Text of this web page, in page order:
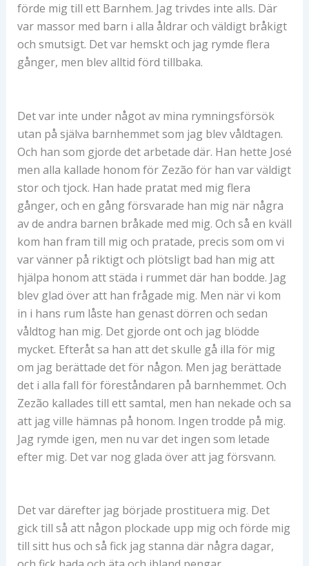
förde mig till ett Barnhem. Jag trivdes inte alls. Där
var massor med barn i alla åldrar och väldigt bråkigt
och smutsigt. Det var hemskt och jag rymde flera
gånger, men blev alltid förd tillbaka.
Det var inte under något av mina rymningsförsök
utan på själva barnhemmet som jag blev våldtagen.
Och han som gjorde det arbetade där. Han hette José
men alla kallade honom för Zezão för han var väldigt
stor och tjock. Han hade pratat med mig flera
gånger, och en gång försvarade han mig när några
av de andra barnen bråkade med mig. Och så en kväll
kom han fram till mig och pratade, precis som om vi
var vänner på riktigt och plötsligt bad han mig att
hjälpa honom att städa i rummet där han bodde. Jag
blev glad över att han frågade mig. Men när vi kom
in i hans rum låste han genast dörren och sedan
våldtog han mig. Det gjorde ont och jag blödde
mycket. Efteråt sa han att det skulle gå illa för mig
om jag berättade det för någon. Men jag berättade
det i alla fall för föreståndaren på barnhemmet. Och
Zezão kallades till ett samtal, men han nekade och sa
att jag ville hämnas på honom. Ingen trodde på mig.
Jag rymde igen, men nu var det ingen som letade
efter mig. Det var nog glada över att jag försvann.
Det var därefter jag började prostituera mig. Det
gick till så att någon plockade upp mig och förde mig
till sitt hus och så fick jag stanna där några dagar,